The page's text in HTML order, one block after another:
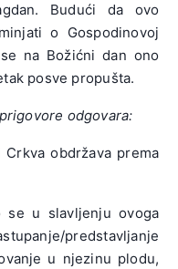
Budući da ovo
o Gospodinovoj
na Božićni dan ono
posve propušta.
odgovara:
obdržava prema
se u slavljenju ovoga
predstavljanje
u njezinu plodu,